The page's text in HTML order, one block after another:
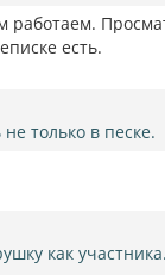
работаем.
есть.
только в песке.
как